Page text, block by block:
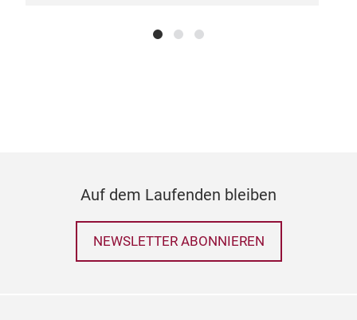
Auf dem Laufenden bleiben
NEWSLETTER ABONNIEREN